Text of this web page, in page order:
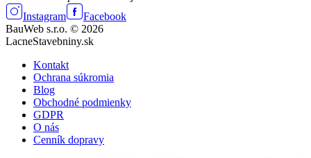
Instagram
Facebook
BauWeb s.r.o. © 2026
LacneStavebniny.sk
Kontakt
Ochrana súkromia
Blog
Obchodné podmienky
GDPR
O nás
Cenník dopravy